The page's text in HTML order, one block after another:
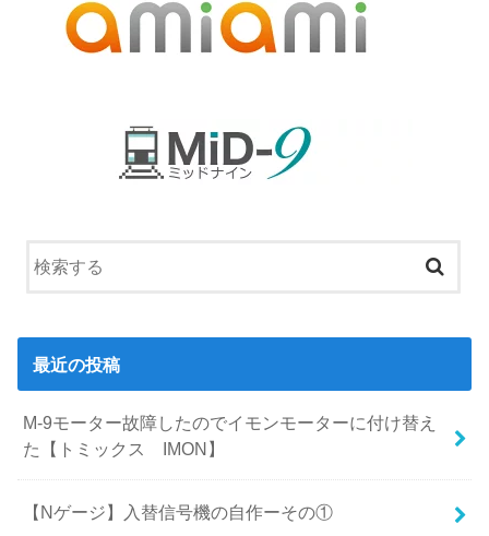
最近の投稿
M-9モーター故障したのでイモンモーターに付け替え
た【トミックス IMON】
【Nゲージ】入替信号機の自作ーその①